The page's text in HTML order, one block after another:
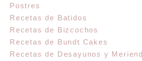
Postres
Recetas de Batidos
Recetas de Bizcochos
Recetas de Bundt Cakes
Recetas de Desayunos y